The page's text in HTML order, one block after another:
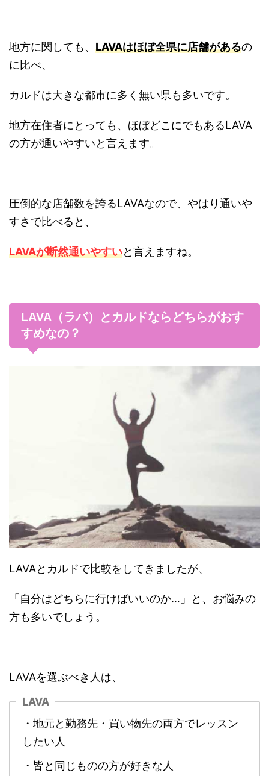
地方に関しても、 LAVAはほぼ全県に店舗があるの
に比べ、
カルドは大きな都市に多く無い県も多いです。
地方在住者にとっても、ほぼどこにでもあるLAVA
の方が通いやすいと言えます。
圧倒的な店舗数を誇るLAVAなので、やはり通いや
すさで比べると、
LAVAが断然通いやすいと言えますね。
LAVA（ラバ）とカルドならどちらがおす
すめなの？
LAVAとカルドで比較をしてきましたが、
「自分はどちらに行けばいいのか…」と、お悩みの
方も多いでしょう。
LAVAを選ぶべき人は、
LAVA
・地元と勤務先・買い物先の両方でレッスン
したい人
・皆と同じものの方が好きな人